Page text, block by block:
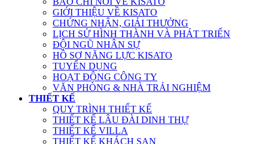
GIỚI THIỆU VỀ KISATO
CHỨNG NHẬN, GIẢI THƯỞNG
LỊCH SỬ HÌNH THÀNH VÀ PHÁT TRIỂN
ĐỘI NGŨ NHÂN SỰ
HỒ SƠ NĂNG LỰC KISATO
TUYỂN DỤNG
HOẠT ĐỘNG CÔNG TY
VĂN PHÒNG & NHÀ TRẢI NGHIỆM
THIẾT KẾ
QUY TRÌNH THIẾT KẾ
THIẾT KẾ LÂU ĐÀI DINH THỰ
THIẾT KẾ VILLA
THIẾT KẾ KHÁCH SẠN